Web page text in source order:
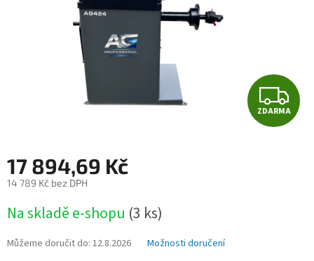
Z
D
ZDARMA
17 894,69 Kč
14 789 Kč bez DPH
cena:
Na skladě e-shopu (3 ks)
Můžeme doručit do: 12.8.2026 Možnosti doručení